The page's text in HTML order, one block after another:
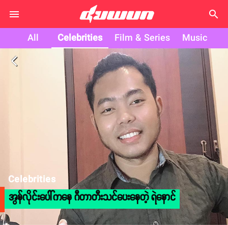
search
All Celebrities Film & Series Music
arrow_back_ios
Celebrities
အွန်လိုင်းပေါ်ကနေ ဂီတာတီးသင်ပေးနေတဲ့ ရဲနောင်